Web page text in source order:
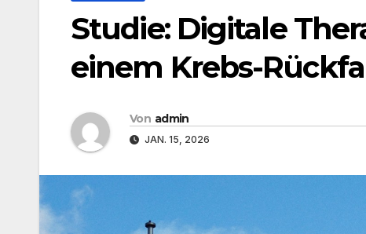
Studie: Digitale
einem Krebs-
Von admin
JAN. 15, 2026